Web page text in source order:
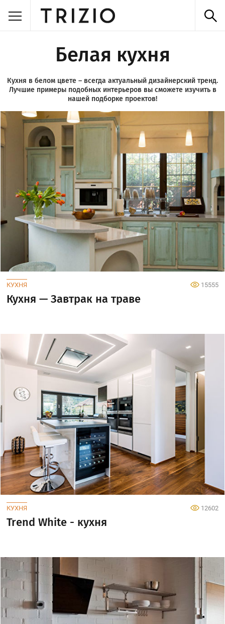
Белая кухня
Кухня в белом цвете – всегда актуальный дизайнерский тренд.
Лучшие примеры подобных интерьеров вы сможете изучить в
нашей подборке проектов!
КУХНЯ 15555
Кухня — Завтрак на траве
КУХНЯ 12602
Trend White - кухня